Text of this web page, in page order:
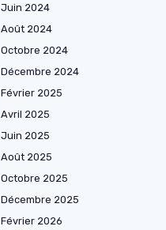
Juin 2024
Août 2024
Octobre 2024
Décembre 2024
Février 2025
Avril 2025
Juin 2025
Août 2025
Octobre 2025
Décembre 2025
Février 2026